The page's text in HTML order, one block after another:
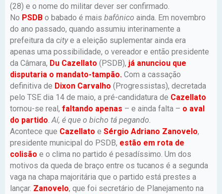
(28) e o nome do militar dever ser confirmado.
No PSDB o babado é mais bafônico ainda. Em novembro
do ano passado, quando assumiu interinamente a
prefeitura da citye a eleição suplementar ainda era
apenas uma possibilidade, o vereador e então presidente
da Câmara, Du Cazellato (PSDB), já anunciou que
disputaria o mandato-tampão. Com a cassação
definitiva de Dixon Carvalho (Progressistas), decretada
pelo TSE dia 14 de maio, a pré-candidatura de Cazellato
tornou-se real, faltando apenas – e ainda falta – o aval
do partido.Aí, é que o bicho tá pegando.
Acontece que Cazellato e Sérgio Adriano Zanovelo,
presidente municipal do PSDB, estão em rota de
colisão e o clima no partido é pesadíssimo. Um dos
motivos da queda de braço entre os tucanos é a segunda
vaga na chapa majoritária que o partido está prestes a
lançar. Zanovelo, que foi secretário de Planejamento na